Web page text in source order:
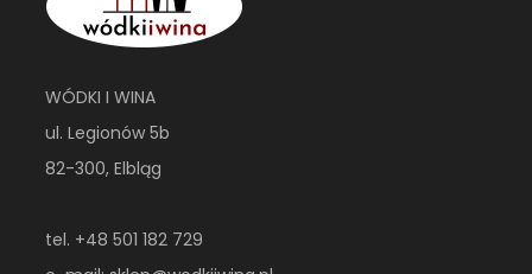
WÓDKI I WINA
ul. Legionów 5b
82-300, Elbląg
tel. +48 501 182 729